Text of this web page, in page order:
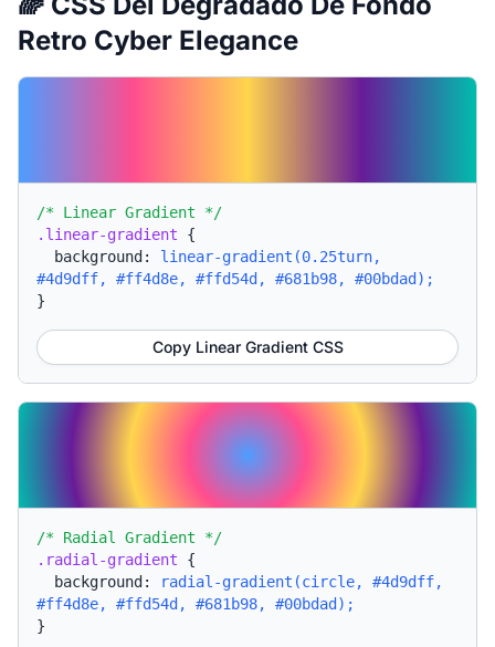
Retro Cyber Elegance
/* Linear Gradient */
.linear-gradient {
background: linear-gradient(0.25turn,
#4d9dff, #ff4d8e, #ffd54d, #681b98, #00bdad);
}
Copy Linear Gradient CSS
/* Radial Gradient */
.radial-gradient {
background:
radial-gradient(circle, #4d9dff,
#ff4d8e, #ffd54d, #681b98, #00bdad);
}